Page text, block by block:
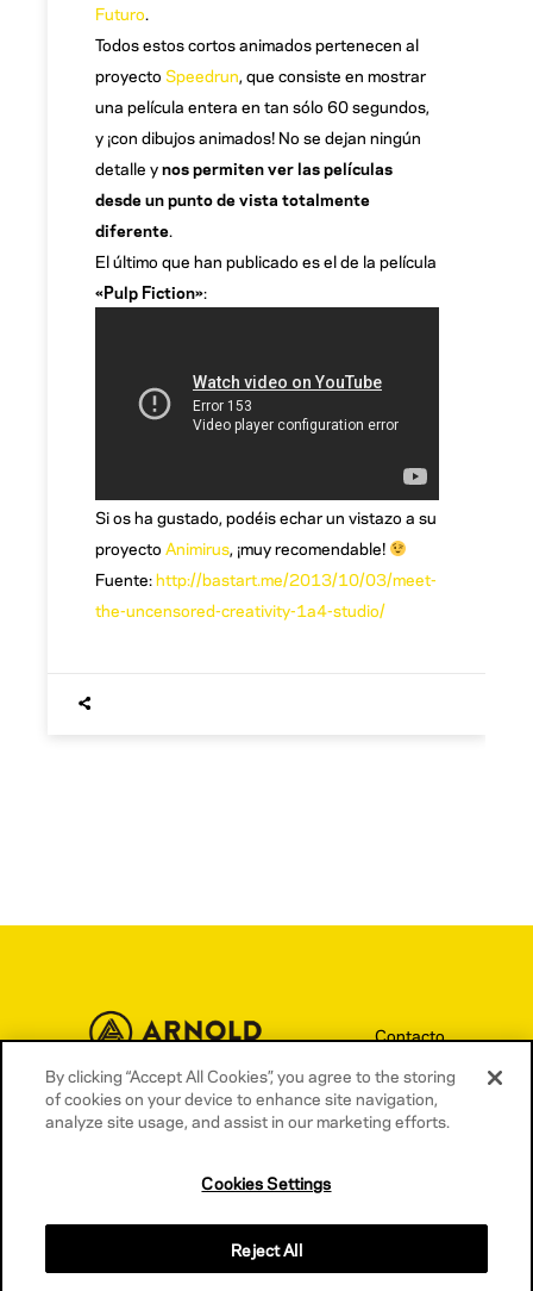
Futuro.
Todos estos cortos animados pertenecen al
proyecto Speedrun, que consiste en mostrar
una película entera en tan sólo 60 segundos,
y ¡con dibujos animados! No se dejan ningún
detalle ynos permiten ver las películas
desde un punto de vista totalmente
diferente.
El último que han publicado es el de la película
«Pulp Fiction»:
Si os ha gustado, podéis echar un vistazo a su
proyecto Animirus, ¡muy recomendable!
Fuente:http://bastart.me/2013/10/03/meet-
the-uncensored-creativity-1a4-studio/
Contacto
Términos y condiciones
Política de privacidad
By clicking “Accept All Cookies”, you agree to the storing
of cookies on your device to enhance site navigation,
analyze site usage, and assist in our marketing efforts.
Cookies Settings
Reject All